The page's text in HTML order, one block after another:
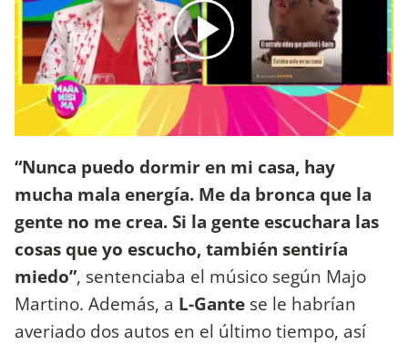
“Nunca puedo dormir en mi casa, hay
mucha mala energía. Me da bronca que la
gente no me crea. Si la gente escuchara las
cosas que yo escucho, también sentiría
miedo”, sentenciaba el músico según Majo
Martino. Además, a L-Gante se le habrían
averiado dos autos en el último tiempo, así